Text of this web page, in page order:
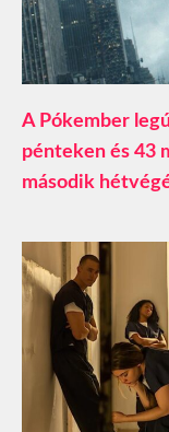
A Pókember
pénteken és 43
második